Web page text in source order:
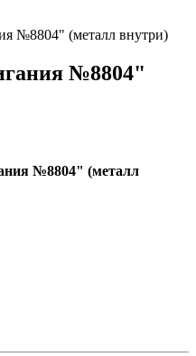
№8804"
№8804" (металл